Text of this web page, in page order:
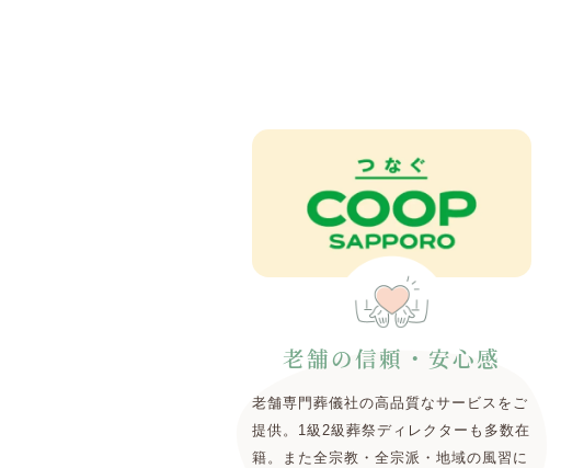
老舗の信頼・安心感
老舗専門葬儀社の高品質なサービスをご
提供。1級2級葬祭ディレクターも多数在
籍。また全宗教・全宗派・地域の風習に